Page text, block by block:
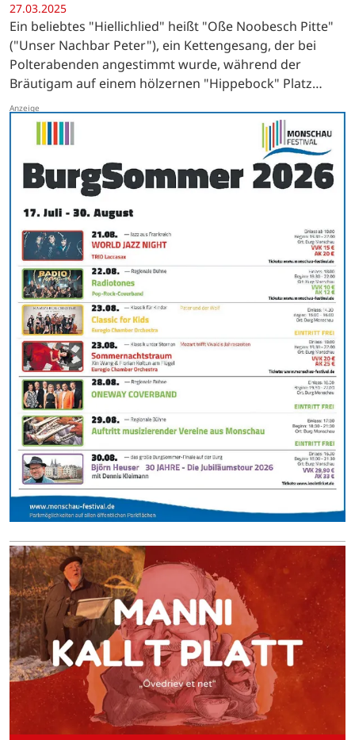
27.03.2025
Ein beliebtes "Hiellichlied" heißt "Oße Noobesch Pitte"
("Unser Nachbar Peter"), ein Kettengesang, der bei
Polterabenden angestimmt wurde, während der
Bräutigam auf einem hölzernen "Hippebock" Platz
nehmen musste.